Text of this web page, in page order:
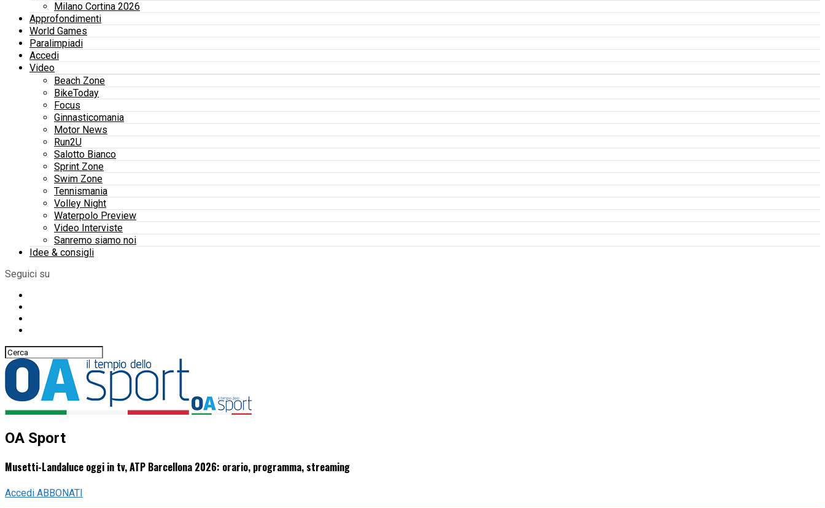
Milano Cortina 2026
Approfondimenti
World Games
Paralimpiadi
Accedi
Video
Beach Zone
BikeToday
Focus
Ginnasticomania
Motor News
Run2U
Salotto Bianco
Sprint Zone
Swim Zone
Tennismania
Volley Night
Waterpolo Preview
Video Interviste
Sanremo siamo noi
Idee & consigli
Seguici su
OA Sport
Musetti-Landaluce oggi in tv, ATP Barcellona 2026: orario, programma, streaming
Accedi ABBONATI